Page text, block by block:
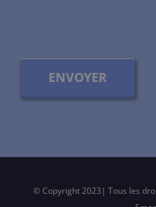
ENVOYER
© Copyright 2023| Tous les